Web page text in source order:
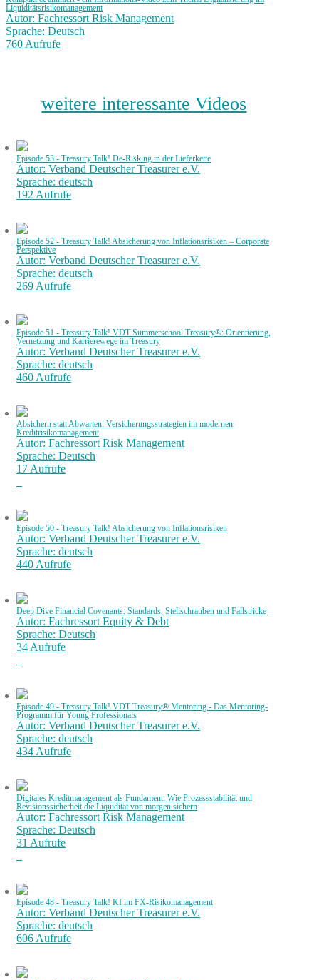
Liquiditätsrisikomanagement
Autor: Fachressort Risk Management
Sprache: Deutsch
760 Aufrufe
weitere interessante Videos
Episode 53 - Treasury Talk! De-Risking in der Lieferkette
Autor: Verband Deutscher Treasurer e.V.
Sprache: deutsch
192 Aufrufe
Episode 52 - Treasury Talk! Absicherung von Inflationsrisiken – Corporate
Perspektive
Autor: Verband Deutscher Treasurer e.V.
Sprache: deutsch
269 Aufrufe
Episode 51 - Treasury Talk! VDT Summerschool Treasury®: Orientierung,
Vernetzung und Karrierewege im Treasury
Autor: Verband Deutscher Treasurer e.V.
Sprache: deutsch
460 Aufrufe
Absichern statt Abwarten: Versicherungsstrategien im modernen
Kreditrisikomanagement
Autor: Fachressort Risk Management
Sprache: Deutsch
17 Aufrufe
Episode 50 - Treasury Talk! Absicherung von Inflationsrisiken
Autor: Verband Deutscher Treasurer e.V.
Sprache: deutsch
440 Aufrufe
Deep Dive Financial Covenants: Standards, Stellschrauben und Fallstricke
Autor: Fachressort Equity & Debt
Sprache: Deutsch
34 Aufrufe
Episode 49 - Treasury Talk! VDT Treasury® Mentoring - Das Mentoring-
Programm für Young Professionals
Autor: Verband Deutscher Treasurer e.V.
Sprache: deutsch
434 Aufrufe
Digitales Kreditmanagement als Fundament: Wie Prozessstabilität und
Revisionssicherheit die Liquidität von morgen sichern
Autor: Fachressort Risk Management
Sprache: Deutsch
31 Aufrufe
Episode 48 - Treasury Talk! KI im FX-Risikomanagement
Autor: Verband Deutscher Treasurer e.V.
Sprache: deutsch
606 Aufrufe